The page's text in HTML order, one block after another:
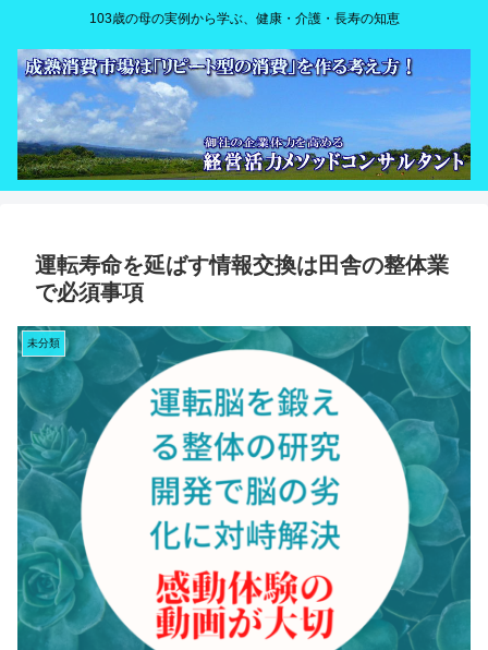
103歳の母の実例から学ぶ、健康・介護・長寿の知恵
運転寿命を延ばす情報交換は田舎の整体業
で必須事項
未分類